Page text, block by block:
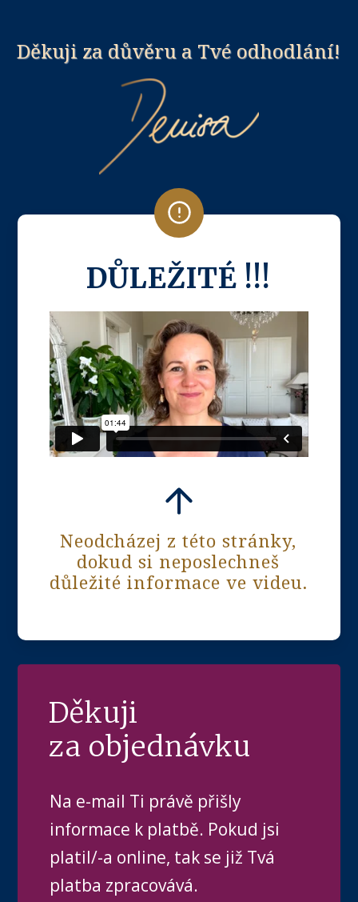
Děkuji za důvěru a Tvé odhodlání!
DŮLEŽITÉ !!!
Neodcházej z této stránky,
dokud si neposlechneš
důležité informace ve videu.
Děkuji
za objednávku
Na e-mail Ti právě přišly
informace k platbě. Pokud jsi
platil/-a online, tak se již Tvá
platba zpracovává.